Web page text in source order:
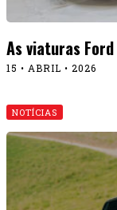
As viaturas
15 • ABRIL • 2026
NOTÍCIAS